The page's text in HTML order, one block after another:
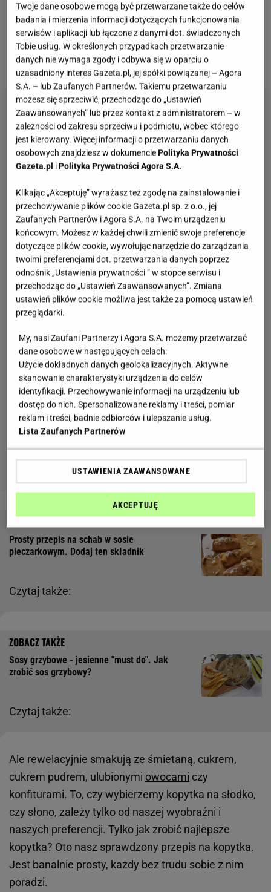
podawać nawet z roztopionymmasłem. Wiele osób
uwielbia kopytka ze skwarkami i cebulkę. Sprawdzą
się też jako dodatek do mięs, najróżniejszych sosów
(na przykład pieczarkowego czy grzybowego).
Czytaj także:
Prosty przepis na schab w sosie
pieczarkowym. Dodaj ten składnik
Czytaj także:
Sosy grzybowe - jesienne "must do". Jak
zrobić sos grzybowy?
Ale rewelacyjnie smakują ze śmietaną, cukrem,
cukrem pudrem, ulubionymi owocami czy
konfiturami. To, czy wybierzemy kopytka na słodko,
czy słono, zależy tylko od naszej wyobraźni i
naszych preferencji. Tylko jak zrobić najlepsze
kopytka? Oto nasz sprawdzony przepis na kopytka.
Jest banalnie prosty, każdy bez trudu sobie z nim
poradzi.
Twoje dane osobowe mogą być przetwarzane także do celów
badania i mierzenia informacji dotyczących funkcjonowania
serwisów i aplikacji lub łączone z danymi dot. świadczonych
Tobie usług. W określonych przypadkach przetwarzanie
danych nie wymaga zgody i odbywa się w oparciu o
uzasadniony interes Gazeta.pl, jej spółki powiązanej – Agora
S.A. – lub Zaufanych Partnerów. Takiemu przetwarzaniu
możesz się sprzeciwić, przechodząc do „Ustawień
Zaawansowanych” lub przez kontakt z administratorem – w
zależności od zakresu sprzeciwu i podmiotu, wobec którego
jest kierowany. Więcej informacji o przetwarzaniu danych
osobowych znajdziesz w dokumenciePolityka Prywatności
Gazeta.pl iPolityka Prywatności Agora S.A.
Klikając „Akceptuję” wyrażasz też zgodę na zainstalowanie i
przechowywanie plików cookie Gazeta.pl sp. z o.o., jej
Zaufanych Partnerów i Agora S.A. na Twoim urządzeniu
końcowym. Możesz w każdej chwili zmienić swoje preferencje
dotyczące plików cookie, wywołując narzędzie do zarządzania
twoimi preferencjami dot. przetwarzania danych poprzez
odnośnik „Ustawienia prywatności ” w stopce serwisu i
przechodząc do „Ustawień Zaawansowanych”. Zmiana
ustawień plików cookie możliwa jest także za pomocą ustawień
przeglądarki.
My, nasi Zaufani Partnerzy i Agora S.A. możemy przetwarzać
dane osobowe w następujących celach:
Użycie dokładnych danych geolokalizacyjnych. Aktywne
skanowanie charakterystyki urządzenia do celów
identyfikacji. Przechowywanie informacji na urządzeniu lub
dostęp do nich. Spersonalizowane reklamy i treści, pomiar
reklam i treści, badnie odbiorców i ulepszanie usług.
Lista Zaufanych Partnerów
USTAWIENIA ZAAWANSOWANE
AKCEPTUJĘ